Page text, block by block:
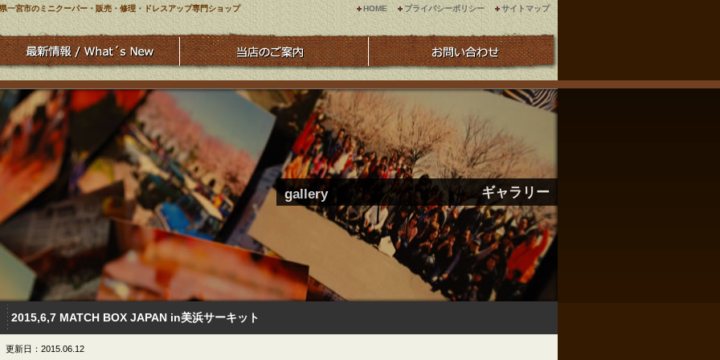
一宮市のミニクーパー・販売・修理・ドレスアップ専門ショップ HOME プライバシーポリシー サイトマップ
ギャラリー
gallery
2015,6,7 MATCH BOX JAPAN in美浜サーキット
更新日：2015.06.12